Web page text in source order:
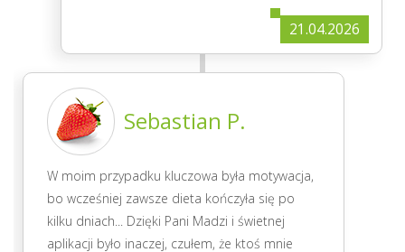
21.04.2026
Sebastian P.
W moim przypadku kluczowa była motywacja,
bo wcześniej zawsze dieta kończyła się po
kilku dniach... Dzięki Pani Madzi i świetnej
aplikacji było inaczej, czułem, że ktoś mnie